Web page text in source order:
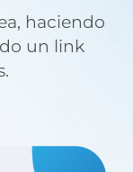
haciendo
un link